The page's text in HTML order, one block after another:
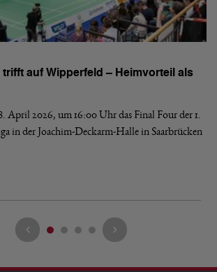
auf Wipperfeld – Heimvorteil als
April 2026, um 16:00 Uhr das Final Four der 1.
in der Joachim-Deckarm-Halle in Saarbrücken